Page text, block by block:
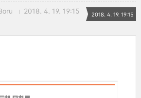
2018. 4. 19. 19:15 2018. 4. 19. 19:15